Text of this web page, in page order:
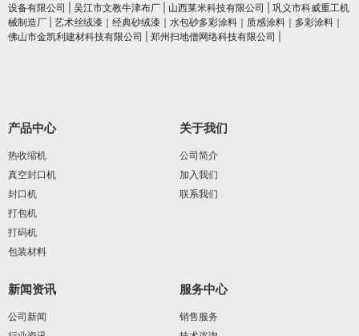
设备有限公司
吴江市文教牛津布厂 山西莱米科技有限公司
巩义市科威重工机
械制造厂
艺术丝绒漆｜经典砂绒漆｜水包砂多彩涂料｜质感涂料｜多彩涂料｜
佛山市金凯利建材科技有限公司
郑州扫地僧网络科技有限公司
产品中心
热收缩机
真空封口机
封口机
打包机
打码机
包装材料
关于我们
公司简介
加入我们
联系我们
新闻资讯
公司新闻
服务中心
销售服务